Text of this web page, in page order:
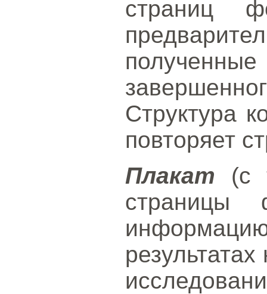
страниц
Структура
повторяет
Плакат (с
страницы